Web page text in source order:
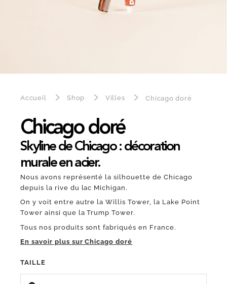
Accueil Shop Villes Chicago doré
Chicago doré
Skyline de Chicago : décoration
murale en acier.
Nous avons représenté la silhouette de Chicago
depuis la rive du lac Michigan.
On y voit entre autre la Willis Tower, la Lake Point
Tower ainsi que la Trump Tower.
Tous nos produits sont fabriqués en France.
En savoir plus sur Chicago doré
TAILLE